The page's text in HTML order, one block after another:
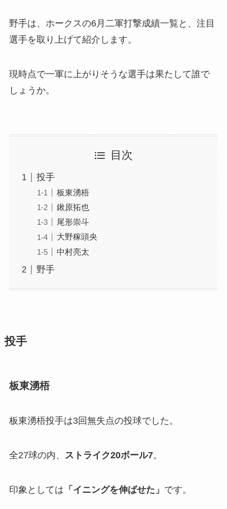
野手は、ホークスの6月二軍打撃成績一覧と、注目
選手を取り上げて紹介します。
現時点で一軍に上がりそうな選手は果たして誰で
しょうか。
目次
投手
板東湧梧
鍬原拓也
尾形崇斗
大野稼頭央
中村亮太
野手
投手
板東湧梧
板東湧梧投手は3回無失点の投球でした。
全27球の内、 ストライク20ボール7。
印象としては 「 イニングを伸ばせた」 です。